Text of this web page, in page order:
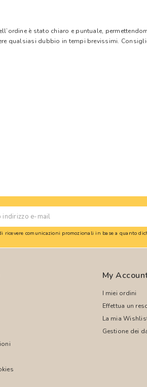
è stato chiaro e puntuale,
qualsiasi dubbio in tempi brevissimi.
ricevere comunicazioni promozionali in base a quanto
My
I miei ordini
Effettua un
La mia
Gestione dei